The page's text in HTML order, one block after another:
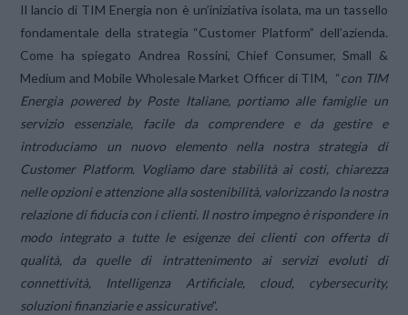
Il lancio di TIM Energia non è un’iniziativa isolata, ma un tassello
fondamentale della strategia “Customer Platform” dell’azienda.
Come ha spiegato Andrea Rossini, Chief Consumer, Small &
Medium and Mobile Wholesale Market Officer di TIM, “con TIM
Energia powered by Poste Italiane, portiamo alle famiglie un
servizio essenziale, facile da comprendere e da gestire e
introduciamo un nuovo elemento nella nostra strategia di
Customer Platform. Vogliamo dare stabilità ai costi, chiarezza
nelle opzioni e attenzione alla sostenibilità, valorizzando la nostra
relazione di fiducia con i clienti. Il nostro impegno è rispondere in
modo integrato a tutte le esigenze dei clienti con offerta di
qualità, da quelle di intrattenimento ai servizi evoluti di
connettività, Intelligenza Artificiale, cloud, cybersecurity,
soluzioni finanziarie e assicurative”.